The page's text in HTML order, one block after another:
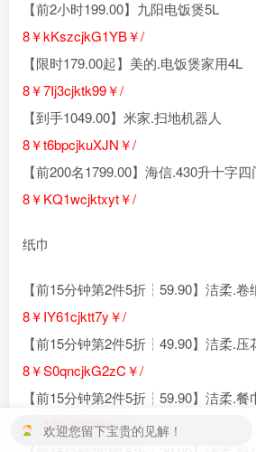
【前2小时199.00】九阳电饭煲5L
8￥kKszcjkG1YB￥/
【限时179.00起】美的.电饭煲家用4L
8￥7Ij3cjktk99￥/
【到手1049.00】米家.扫地机器人
8￥t6bpcjkuXJN￥/
【前200名1799.00】海信.430升十字
8￥KQ1wcjktxyt￥/
纸巾
【前15分钟第2件5折┆59.90】洁柔.卷
8￥IY61cjktt7y￥/
【前15分钟第2件5折┆49.90】洁柔.压
8￥S0qncjkG2zC￥/
【前15分钟第2件5折┆59.90】洁柔.餐
8￥1ll6cjktOht￥/
欢迎您留下宝贵的见解！